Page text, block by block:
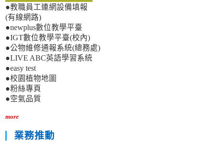
●教職員工連網設備填報
(有線網路)
●newplus數位教學平臺
●IGT數位教學平臺(校內)
●公物維修通報系統(總務處)
●LIVE ABC英語學習系統
●easy test
●校園植物地圖
●粉絲專頁
●空氣品質
more
業務推動